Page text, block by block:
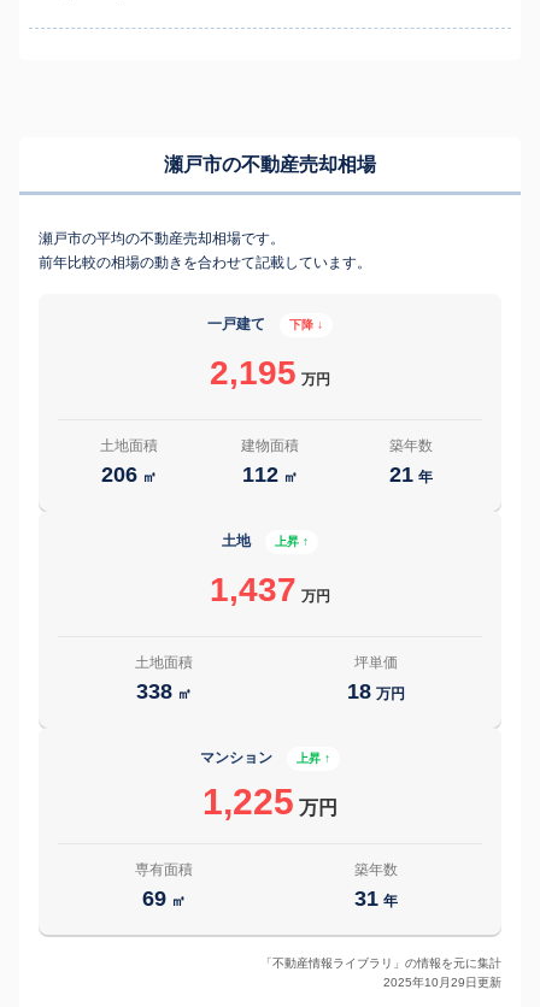
瀬戸市の不動産売却相場
瀬戸市の平均の不動産売却相場です。
前年比較の相場の動きを合わせて記載しています。
一戸建て 下降 ↓
2,195 万円
土地面積
206 ㎡
建物面積
112 ㎡
築年数
21 年
土地 上昇 ↑
1,437 万円
土地面積
338 ㎡
坪単価
18 万円
マンション 上昇 ↑
1,225 万円
専有面積
69 ㎡
築年数
31 年
「不動産情報ライブラリ」の情報を元に集計
2025年10月29日更新